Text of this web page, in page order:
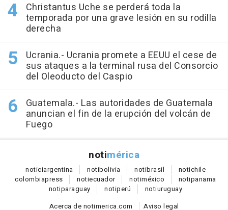
Christantus Uche se perderá toda la
temporada por una grave lesión en su rodilla
derecha
Ucrania.- Ucrania promete a EEUU el cese de
sus ataques a la terminal rusa del Consorcio
del Oleoducto del Caspio
Guatemala.- Las autoridades de Guatemala
anuncian el fin de la erupción del volcán de
Fuego
notimérica
noticiargentina notibolivia notibrasil notichile
colombiapress notiecuador notiméxico notipanama
notiparaguay notiperú notiuruguay
Acerca de notimerica.com
Aviso legal